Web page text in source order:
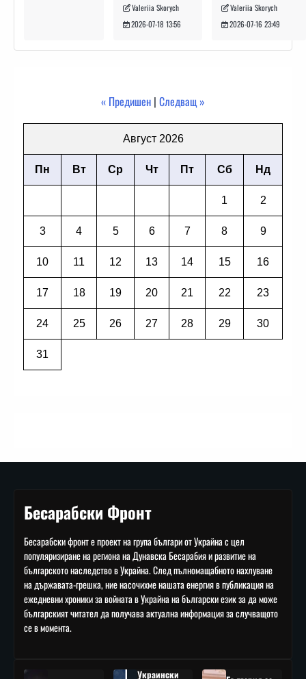
Valeriia Skorych
2026-07-18 13:56
Valeriia Skorych
2026-07-16 23:49
« Предишен | Следващ »
Август 2026
Пн Вт Ср Чт Пт Сб Нд
1 2
3 4 5 6 7 8 9
10 11 12 13 14 15 16
17 18 19 20 21 22 23
24 25 26 27 28 29 30
31
Бесарабски Фронт
Бесарабски фронт е проект на група българи от Украйна с цел
популяризиране на региона на Дунавска Бесарабия и развитие на
българското наследство в Украйна. След пълномащабното нахлуване
на държавата-грешка, ние насочихме нашата енергия в публикация на
ежедневни хроники за войната в Украйна на български език за да може
българският читател да получава актуална информация за случващото
се в момента.
Украински